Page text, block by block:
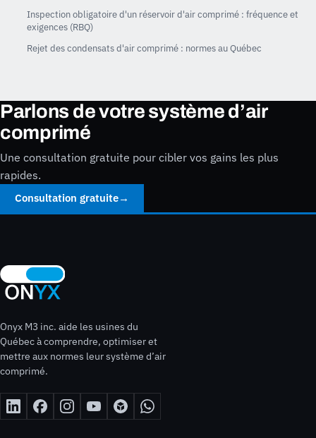
Inspection obligatoire d'un réservoir d'air comprimé : fréquence et
exigences (RBQ)
Rejet des condensats d'air comprimé : normes au Québec
Parlons de votre système d’air
comprimé
Une consultation gratuite pour cibler vos gains les plus
rapides.
Consultation gratuite→
Onyx M3 inc. aide les usines du
Québec à comprendre, optimiser et
mettre aux normes leur système d’air
comprimé.